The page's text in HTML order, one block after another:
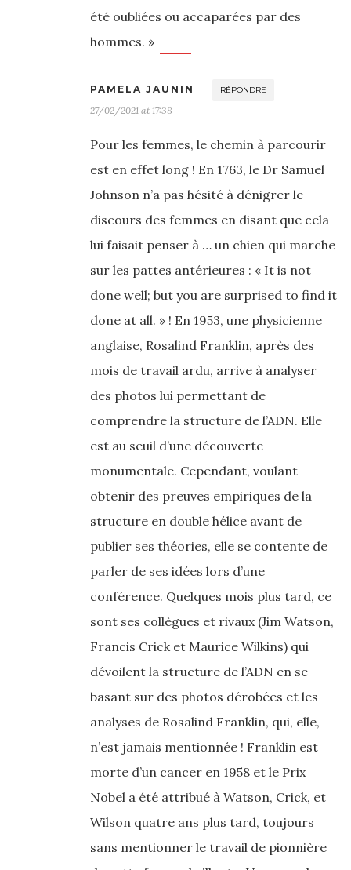
été oubliées ou accaparées par des
hommes. »
PAMELA JAUNIN RÉPONDRE
27/02/2021 at 17:38
Pour les femmes, le chemin à parcourir
est en effet long ! En 1763, le Dr Samuel
Johnson n’a pas hésité à dénigrer le
discours des femmes en disant que cela
lui faisait penser à … un chien qui marche
sur les pattes antérieures : « It is not
done well; but you are surprised to find it
done at all. » ! En 1953, une physicienne
anglaise, Rosalind Franklin, après des
mois de travail ardu, arrive à analyser
des photos lui permettant de
comprendre la structure de l’ADN. Elle
est au seuil d’une découverte
monumentale. Cependant, voulant
obtenir des preuves empiriques de la
structure en double hélice avant de
publier ses théories, elle se contente de
parler de ses idées lors d’une
conférence. Quelques mois plus tard, ce
sont ses collègues et rivaux (Jim Watson,
Francis Crick et Maurice Wilkins) qui
dévoilent la structure de l’ADN en se
basant sur des photos dérobées et les
analyses de Rosalind Franklin, qui, elle,
n’est jamais mentionnée ! Franklin est
morte d’un cancer en 1958 et le Prix
Nobel a été attribué à Watson, Crick, et
Wilson quatre ans plus tard, toujours
sans mentionner le travail de pionnière